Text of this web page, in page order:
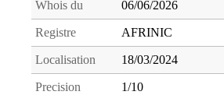
Whois du 06/06/2026
Registre AFRINIC
Localisation 18/03/2024
Precision 1/10